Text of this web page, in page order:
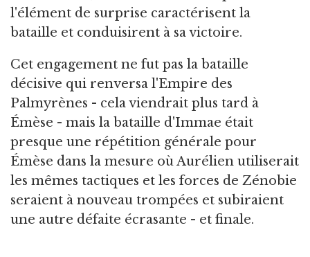
l'élément de surprise caractérisent la
bataille et conduisirent à sa victoire.
Cet engagement ne fut pas la bataille
décisive qui renversa l'Empire des
Palmyrènes - cela viendrait plus tard à
Émèse - mais la bataille d'Immae était
presque une répétition générale pour
Émèse dans la mesure où Aurélien utiliserait
les mêmes tactiques et les forces de Zénobie
seraient à nouveau trompées et subiraient
une autre défaite écrasante - et finale.